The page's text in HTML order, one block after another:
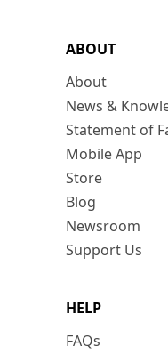
ABOUT
About
News &
Statement of
Mobile App
Store
Blog
Newsroom
Support Us
HELP
FAQs